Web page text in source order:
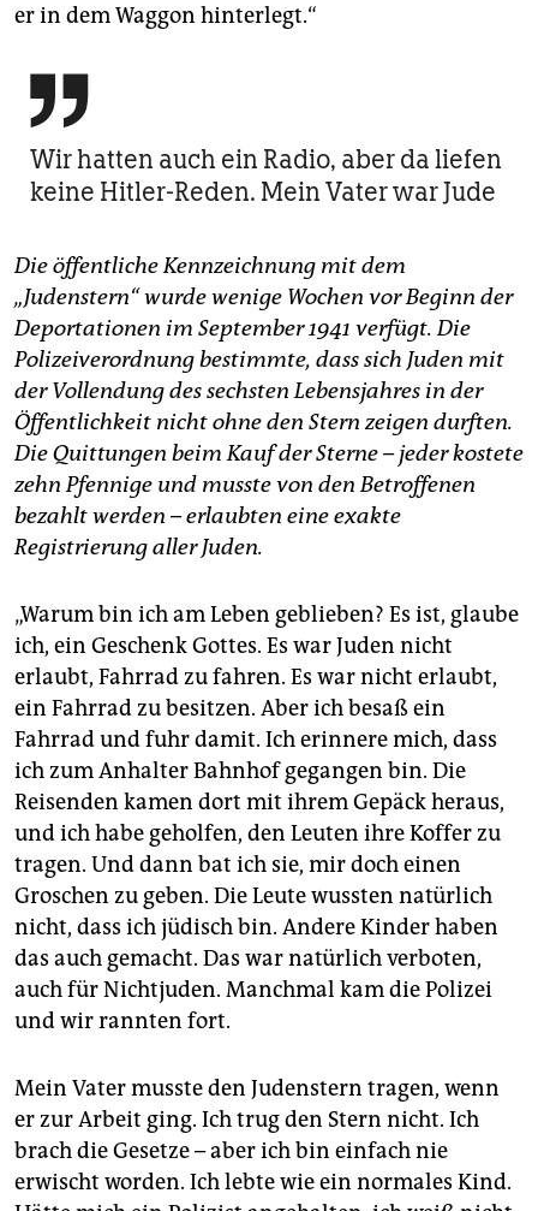
er in dem Waggon hinterlegt.“

Wir hatten auch ein Radio, aber da liefen
keine Hitler-Reden. Mein Vater war Jude
Die öffentliche Kennzeichnung mit dem
„Judenstern“ wurde wenige Wochen vor Beginn der
Deportationen im September 1941 verfügt. Die
Polizeiverordnung bestimmte, dass sich Juden mit
der Vollendung des sechsten Lebensjahres in der
Öffentlichkeit nicht ohne den Stern zeigen durften.
Die Quittungen beim Kauf der Sterne – jeder kostete
zehn Pfennige und musste von den Betroffenen
bezahlt werden – erlaubten eine exakte
Registrierung aller Juden.
„Warum bin ich am Leben geblieben? Es ist, glaube
ich, ein Geschenk Gottes. Es war Juden nicht
erlaubt, Fahrrad zu fahren. Es war nicht erlaubt,
ein Fahrrad zu besitzen. Aber ich besaß ein
Fahrrad und fuhr damit. Ich erinnere mich, dass
ich zum Anhalter Bahnhof gegangen bin. Die
Reisenden kamen dort mit ihrem Gepäck heraus,
und ich habe geholfen, den Leuten ihre Koffer zu
tragen. Und dann bat ich sie, mir doch einen
Groschen zu geben. Die Leute wussten natürlich
nicht, dass ich jüdisch bin. Andere Kinder haben
das auch gemacht. Das war natürlich verboten,
auch für Nichtjuden. Manchmal kam die Polizei
und wir rannten fort.
Mein Vater musste den Judenstern tragen, wenn
er zur Arbeit ging. Ich trug den Stern nicht. Ich
brach die Gesetze – aber ich bin einfach nie
erwischt worden. Ich lebte wie ein normales Kind.